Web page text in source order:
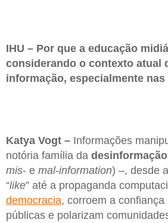
IHU – Por que a educação
considerando o contexto atual
informação, especialmente
Katya Vogt – Informações
notória família da desinformação
mis- e mal-information) –, desde
“like” até a propaganda
democracia, corroem a
públicas e polarizam